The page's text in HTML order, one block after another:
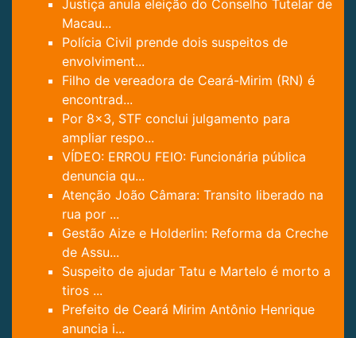
Justiça anula eleição do Conselho Tutelar de
Macau...
Polícia Civil prende dois suspeitos de
envolviment...
Filho de vereadora de Ceará-Mirim (RN) é
encontrad...
Por 8×3, STF conclui julgamento para
ampliar respo...
VÍDEO: ERROU FEIO: Funcionária pública
denuncia qu...
Atenção João Câmara: Transito liberado na
rua por ...
Gestão Aize e Holderlin: Reforma da Creche
de Assu...
Suspeito de ajudar Tatu e Martelo é morto a
tiros ...
Prefeito de Ceará Mirim Antônio Henrique
anuncia i...